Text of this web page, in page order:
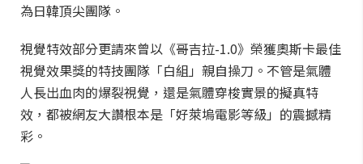
為日韓頂尖團隊。
視覺特效部分更請來曾以《哥吉拉-1.0》榮獲奧斯卡最佳
視覺效果獎的特技團隊「白組」親自操刀。不管是氣體
人長出血肉的爆裂視覺，還是氣體穿梭實景的擬真特
效，都被網友大讚根本是「好萊塢電影等級」的震撼精
彩。